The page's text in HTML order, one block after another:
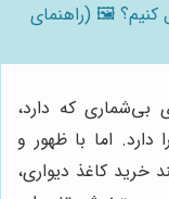
کنیم؟ 🖼️ (راهنمای
بی‌شماری که دارد،
اما با ظهور و
خرید کاغذ دیواری،